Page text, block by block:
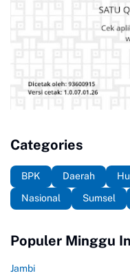
Categories
BPK Daerah
Nasional
Sumsel
Populer Minggu
Jambi